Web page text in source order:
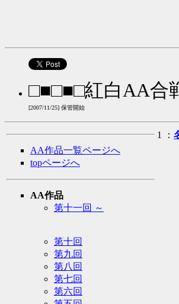
□■□■□紅白AA合
[2007/11/25] 保管開始
AA作品一覧ページへ
topページへ
AA作品
第十一回 ～
第十回
第九回
第八回
第七回
第六回
1 ：